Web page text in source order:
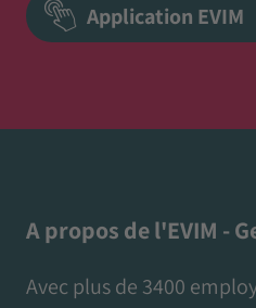
Application EVIM
A propos de l'EVIM -
Avec plus de 3400